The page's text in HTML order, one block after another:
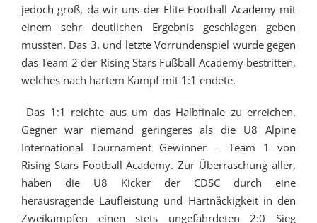
jedoch groß, da wir uns der Elite Football Academy mit
einem sehr deutlichen Ergebnis geschlagen geben
mussten. Das 3. und letzte Vorrundenspiel wurde gegen
das Team 2 der Rising Stars Fußball Academy bestritten,
welches nach hartem Kampf mit 1:1 endete.
Das 1:1 reichte aus um das Halbfinale zu erreichen.
Gegner war niemand geringeres als die U8 Alpine
International Tournament Gewinner – Team 1 von
Rising Stars Football Academy. Zur Überraschung aller,
haben die U8 Kicker der CDSC durch eine
herausragende Laufleistung und Hartnäckigkeit in den
Zweikämpfen einen stets ungefährdeten 2:0 Sieg